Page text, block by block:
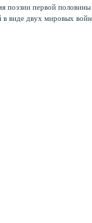
поэзии первой
в виде двух мировых